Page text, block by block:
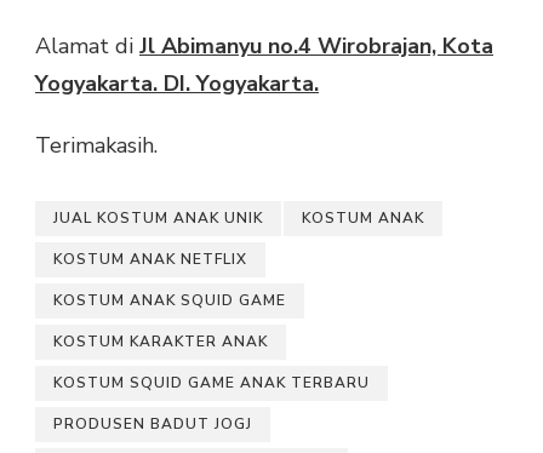
Alamat di Jl Abimanyu no.4 Wirobrajan, Kota
Yogyakarta. DI. Yogyakarta.
Terimakasih.
JUAL KOSTUM ANAK UNIK KOSTUM ANAK
KOSTUM ANAK NETFLIX
KOSTUM ANAK SQUID GAME
KOSTUM KARAKTER ANAK
KOSTUM SQUID GAME ANAK TERBARU
PRODUSEN BADUT JOGJ